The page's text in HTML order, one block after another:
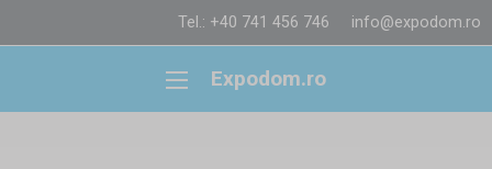
Tel.: +40 741 456 746 info@expodom.ro
Expodom.ro